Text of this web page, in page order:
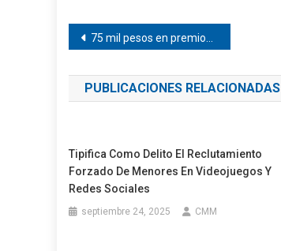
Navegación
de
entradas
75 mil pesos en premios en torneo de pesca en Corralero
PUBLICACIONES RELACIONADAS
Tipifica Como Delito El Reclutamiento
Forzado De Menores En Videojuegos Y
Redes Sociales
septiembre 24, 2025 CMM